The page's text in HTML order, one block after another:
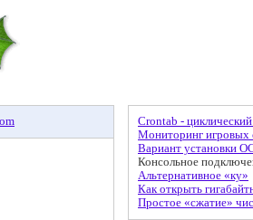
Crontab -
Мониторинг игровых
Вариант установки
Консольное
Альтернативное «ку»
Как открыть
Простое «сжатие»